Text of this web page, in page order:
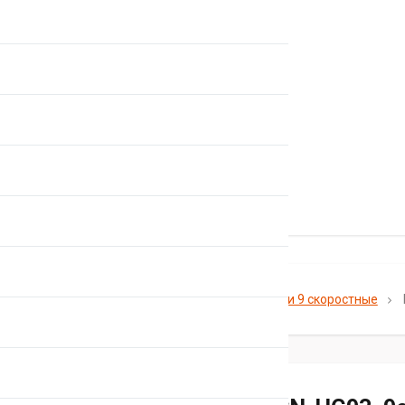
Главная Каталог Цепи Цепи 9 скоростные